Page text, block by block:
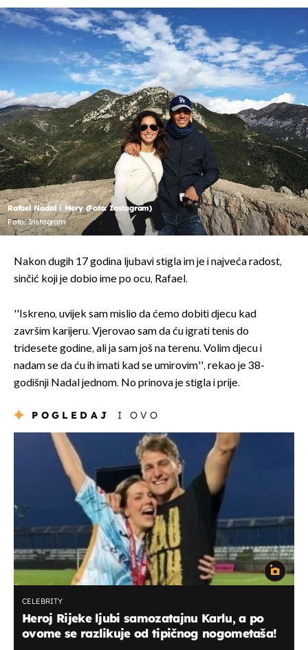
Rafael Nadal i Mery (Foto: Instagram)
Foto: Instagram
Nakon dugih 17 godina ljubavi stigla im je i najveća radost,
sinčić koji je dobio ime po ocu, Rafael.
''Iskreno, uvijek sam mislio da ćemo dobiti djecu kad
završim karijeru. Vjerovao sam da ću igrati tenis do
tridesete godine, ali ja sam još na terenu. Volim djecu i
nadam se da ću ih imati kad se umirovim'', rekao je 38-
godišnji Nadal jednom. No prinova je stigla i prije.
POGLEDAJ I OVO
CELEBRITY
Heroj Rijeke ljubi samozatajnu Karlu, a po
ovome se razlikuje od tipičnog nogometaša!